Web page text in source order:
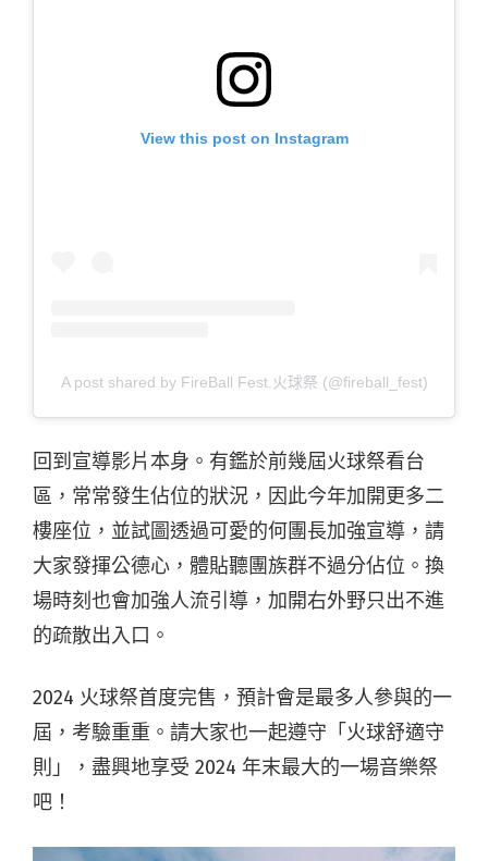
View this post on Instagram
A post shared by FireBall Fest.火球祭 (@fireball_fest)
回到宣導影片本身。有鑑於前幾屆火球祭看台
區，常常發生佔位的狀況，因此今年加開更多二
樓座位，並試圖透過可愛的何團長加強宣導，請
大家發揮公德心，體貼聽團族群不過分佔位。換
場時刻也會加強人流引導，加開右外野只出不進
的疏散出入口。
2024 火球祭首度完售，預計會是最多人參與的一
屆，考驗重重。請大家也一起遵守「火球舒適守
則」，盡興地享受 2024 年末最大的一場音樂祭
吧！